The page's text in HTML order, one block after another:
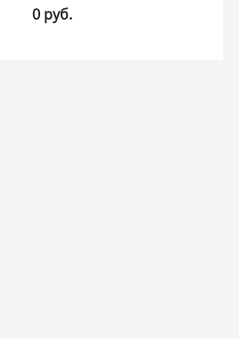
0 руб.